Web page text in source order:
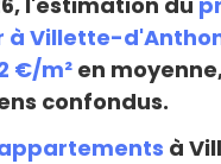
à Villette-
€/m² en
confondus.
à